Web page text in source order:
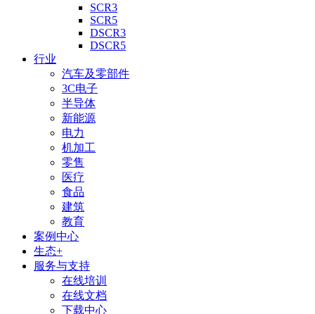
SCR3
SCR5
DSCR3
DSCR5
行业
汽车及零部件
3C电子
半导体
新能源
电力
机加工
零售
医疗
食品
建筑
教育
案例中心
生态+
服务与支持
在线培训
在线文档
下载中心